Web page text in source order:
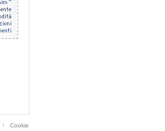
Cookie